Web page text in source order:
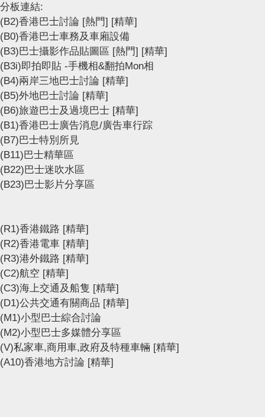
分板連結:
(B2)香港巴士討論 [熱門] [精華]
(B0)香港巴士車務及車廂設備
(B3)巴士攝影作品貼圖區 [熱門] [精華]
(B3i)即拍即貼 -手機相&翻拍Mon相
(B4)兩岸三地巴士討論 [精華]
(B5)外地巴士討論 [精華]
(B6)旅遊巴士及過境巴士 [精華]
(B1)香港巴士廣告消息/廣告車行踪
(B7)巴士特別所見
(B11)巴士精華區
(B22)巴士迷吹水區
(B23)巴士影片分享區
(R1)香港鐵路 [精華]
(R2)香港電車 [精華]
(R3)港外鐵路 [精華]
(C2)航空 [精華]
(C3)海上交通及船隻 [精華]
(D1)公共交通有關商品 [精華]
(M1)小型巴士綜合討論
(M2)小型巴士多媒體分享區
(V)私家車,商用車,政府及特種車輛 [精華]
(A10)香港地方討論 [精華]